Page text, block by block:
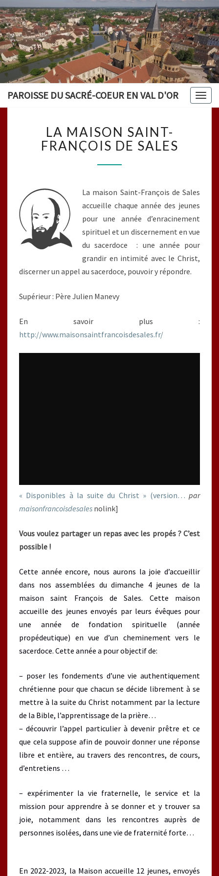
PAROISSE DU SACRÉ-COEUR EN VAL D'OR
MAISON
SAINT-
FRANÇOIS
DE
LA MAISON SAINT-
FRANÇOIS DE SALES
La maison Saint-François de Sales
accueille chaque année des jeunes
pour une année d’enracinement
spirituel et un discernement en vue
du sacerdoce : une année pour
grandir en intimité avec le Christ,
discerner un appel au sacerdoce, pouvoir y répondre.
Supérieur : Père Julien Manevy
En savoir plus :
http://www.maisonsaintfrancoisdesales.fr/
« Disponibles à la suite du Christ » (version… par
maisonfrancoisdesales nolink]
Vous voulez partager un repas avec les propés ? C’est
possible !
Cette année encore, nous aurons la joie d’accueillir
dans nos assemblées du dimanche 4 jeunes de la
maison saint François de Sales. Cette maison
accueille des jeunes envoyés par leurs évêques pour
une année de fondation spirituelle (année
propédeutique) en vue d’un cheminement vers le
sacerdoce. Cette année a pour objectif de:
– poser les fondements d’une vie authentiquement
chrétienne pour que chacun se décide librement à se
mettre à la suite du Christ notamment par la lecture
de la Bible, l’apprentissage de la prière…
– découvrir l’appel particulier à devenir prêtre et ce
que cela suppose afin de pouvoir donner une réponse
libre et entière, au travers des rencontres, de cours,
d’entretiens …
– expérimenter la vie fraternelle, le service et la
mission pour apprendre à se donner et y trouver sa
joie, notamment dans les rencontres auprès de
personnes isolées, dans une vie de fraternité forte…
En 2022-2023, la Maison accueille 12 jeunes, envoyés